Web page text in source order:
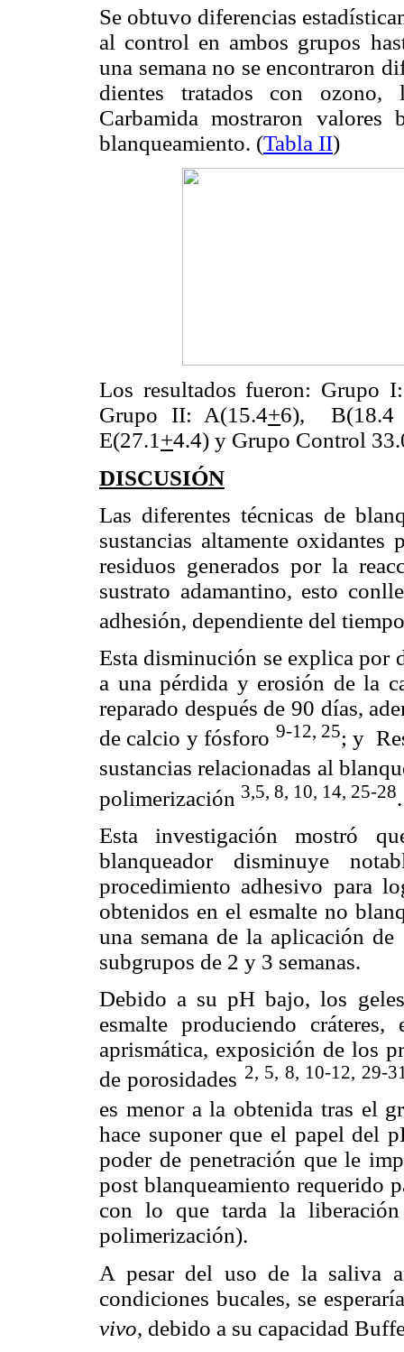
Se obtuvo diferencias
al control en ambos grupos
una semana no se encontraron
dientes tratados con
Carbamida mostraron valores
blanqueamiento. (Tabla II)
Los resultados fueron: Grupo
Grupo II: A(15.4+6),
E(27.1 +4.4) y Grupo Control
DISCUSIÓN
Las diferentes técnicas de
sustancias altamente
residuos generados por la
sustrato adamantino, esto
adhesión, dependiente del
Esta disminución se explica por
a una pérdida y erosión de la
reparado después de 90 días,
de calcio y fósforo 9-12, 25; y
sustancias relacionadas al
polimerización 3,5, 8, 10, 14, 25-28.
Esta investigación mostró
blanqueador disminuye
procedimiento adhesivo para
obtenidos en el esmalte no
una semana de la aplicación
subgrupos de 2 y 3 semanas.
Debido a su pH bajo, los
esmalte produciendo
aprismática, exposición de los
de porosidades 2, 5, 8, 10-12, 29-
es menor a la obtenida tras el
hace suponer que el papel del
poder de penetración que le
post blanqueamiento requerido
con lo que tarda la
polimerización).
A pesar del uso de la saliva
condiciones bucales, se
vivo, debido a su capacidad